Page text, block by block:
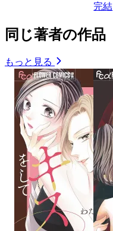
完結
同じ著者の作品
もっと見る